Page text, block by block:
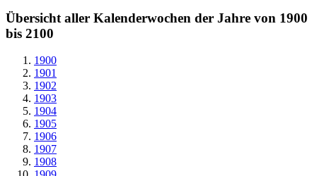
Übersicht aller Kalenderwochen der Jahre von 1900
bis 2100
1900
1901
1902
1903
1904
1905
1906
1907
1908